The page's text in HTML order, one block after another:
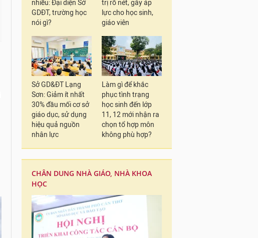
nhiều: Đại diện Sở
GDĐT, trường học
nói gì?
trị rõ nét, gây áp
lực cho học sinh,
giáo viên
Sở GD&ĐT Lạng
Sơn: Giảm ít nhất
30% đầu mối cơ sở
giáo dục, sử dụng
hiệu quả nguồn
nhân lực
Làm gì để khắc
phục tình trạng
học sinh đến lớp
11, 12 mới nhận ra
chọn tổ hợp môn
không phù hợp?
CHÂN DUNG NHÀ GIÁO, NHÀ KHOA
HỌC